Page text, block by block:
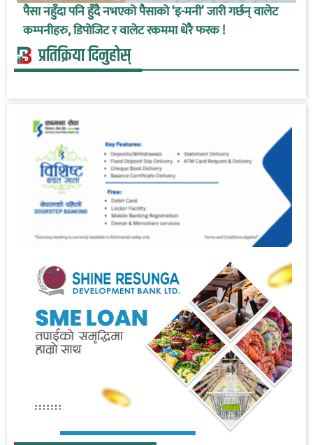
पैसा नहुँदा पनि हुँदै नभएको पैसाको ‘इ-मनी’ जारी गर्छन् वालेट
कम्पनीहरु, डिपोजिट र वालेट रकममा धेरै फरक !
प्रतिक्रिया दिनुहोस्